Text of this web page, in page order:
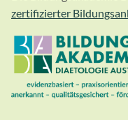
zertifizierter